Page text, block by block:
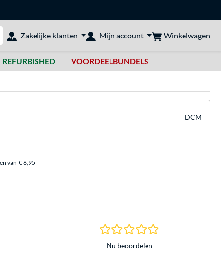
doorzoeken
Zakelijke klanten Mijn account Winkelwagen
REFURBISHED VOORDEELBUNDELS
DCM
van € 6,95
0.0 sterren
Nu beoordelen